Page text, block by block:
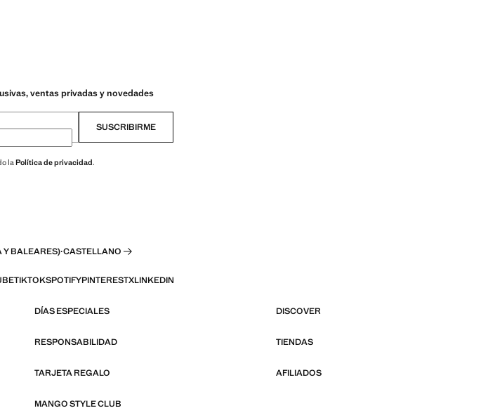
ventas privadas y novedades
SUSCRIBIRME
laPolítica de privacidad.
Y BALEARES)·CASTELLANO
TIKTOKSPOTIFYPINTERESTXLINKEDIN
DÍAS ESPECIALES DISCOVER
RESPONSABILIDAD TIENDAS
TARJETA REGALO AFILIADOS
MANGO STYLE CLUB